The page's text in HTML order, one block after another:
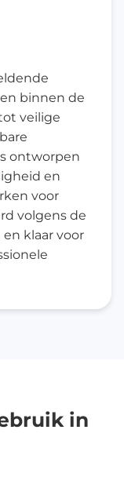
binnen de
veilige
ontworpen
en
voor
volgens de
klaar voor
in